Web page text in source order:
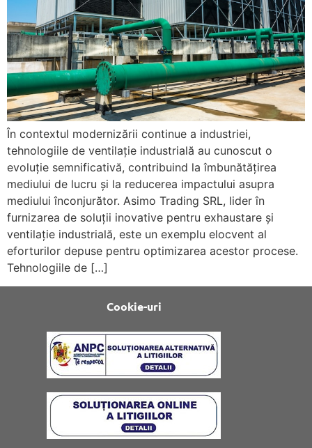
În contextul modernizării continue a industriei,
tehnologiile de ventilație industrială au cunoscut o
evoluție semnificativă, contribuind la îmbunătățirea
mediului de lucru și la reducerea impactului asupra
mediului înconjurător. Asimo Trading SRL, lider în
furnizarea de soluții inovative pentru exhaustare și
ventilație industrială, este un exemplu elocvent al
eforturilor depuse pentru optimizarea acestor procese.
Tehnologiile de […]
Cookie-uri